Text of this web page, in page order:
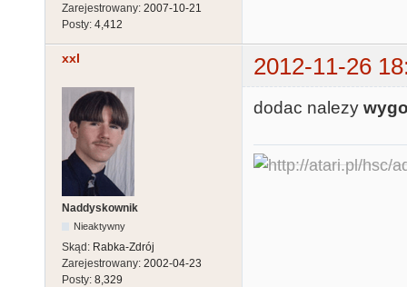
Zarejestrowany: 2007-10-21
Posty: 4,412
xxl 2012-11-26
Naddyskownik
Nieaktywny
Skąd: Rabka-Zdrój
Zarejestrowany: 2002-04-23
Posty: 8,329
dodac nalezy